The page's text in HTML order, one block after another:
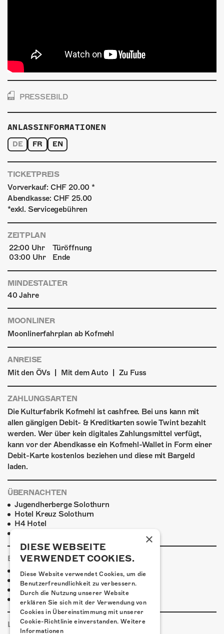
PRESSEBILD
ANLASSINFORMATIONEN
DE FR EN
TICKETPREIS
Vorverkauf: CHF 20.00 *
Abendkasse: CHF 25.00
*exkl. Servicegebühren
ZEITPLAN
22:00 Uhr
Türöffnung
03:00 Uhr
Ende
MINDESTALTER
40 Jahre
MOONLINER
Moonlinerfahrplan ab Kofmehl
ANREISE
Mit den ÖVs
Mit dem Auto Zu Fuss
ZAHLUNGSARTEN
Die Kulturfabrik Kofmehl ist cashfree. Bei uns kann mit
allen gängigen Debit- & Kreditkarten sowie Twint bezahlt
werden. Wer über kein digitales Zahlungsmittel verfügt,
kann vor der Abendkasse ein Kofmehl-Wallet in Form einer
Debit-Karte kostenlos beziehen und diese mit Bargeld
laden.
ÜBERNACHTEN
Jugendherberge Solothurn
Hotel Kreuz Solothurn
H4 Hotel
ESSENSTIPPS
Pier 11
Restaurant Kreuz
Pittaria
Pizzeria Da Giuseppe
LINKS & PARTNER
×
DIESE WEBSEITE
VERWENDET COOKIES.
Diese Website verwendet Cookies, um die
Benutzerfreundlichkeit zu verbessern.
Durch die Nutzung unserer Website
erklären Sie sich mit der Verwendung von
Cookies in Übereinstimmung mit unserer
Cookie-Richtlinie einverstanden. Weitere
Informationen